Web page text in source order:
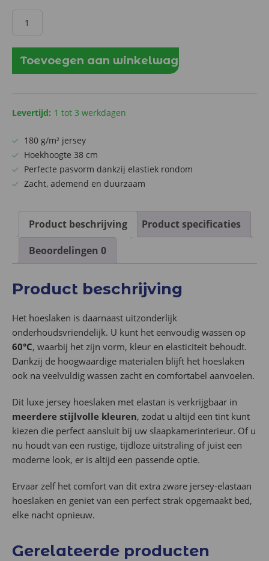
Product beschrijving
Product specificaties
Beoordelingen 0
Product beschrijving
Het hoeslaken is daarnaast uitzonderlijk
onderhoudsvriendelijk. U kunt het eenvoudig wassen op
60°C, waarbij het zijn vorm, kleur en elasticiteit behoudt.
Dankzij de hoogwaardige materialen blijft het hoeslaken
ook na veelvuldig wassen zacht en comfortabel aanvoelen.
Dit luxe jersey hoeslaken met elastan is verkrijgbaar in
meerdere stijlvolle kleuren, zodat u altijd een tint kunt
kiezen die perfect aansluit bij uw slaapkamerinterieur. Of u
nu houdt van een rustige, tijdloze uitstraling of juist een
moderne look, er is altijd een passende optie.
Ervaar zelf het comfort van dit extra zware jersey-elastaan
hoeslaken en geniet van een perfect strak opgemaakt bed,
elke nacht opnieuw.
jersey
180
grams
-
wit
aantal
Toevoegen aan winkelwagen
Levertijd: 1 tot 3 werkdagen
180 g/m² jersey
Hoekhoogte 38 cm
Perfecte pasvorm dankzij elastiek rondom
Zacht, ademend en duurzaam
Gerelateerde producten